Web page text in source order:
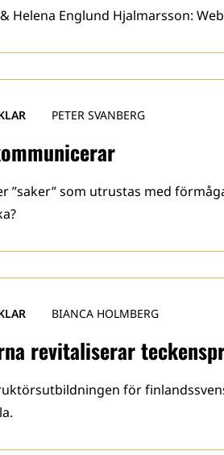
Helena Englund Hjalmarsson:
PETER SVANBERG
”saker” som utrustas med
revitaliserar
BIANCA HOLMBERG
för